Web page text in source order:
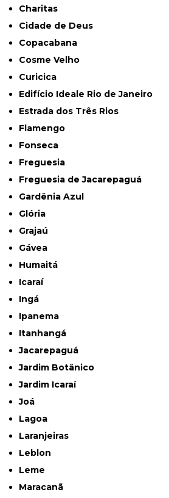
Charitas
Cidade de Deus
Copacabana
Cosme Velho
Curicica
Edifício Ideale Rio de Janeiro
Estrada dos Três Rios
Flamengo
Fonseca
Freguesia
Freguesia de Jacarepaguá
Gardênia Azul
Glória
Grajaú
Gávea
Humaitá
Icaraí
Ingá
Ipanema
Itanhangá
Jacarepaguá
Jardim Botânico
Jardim Icaraí
Joá
Lagoa
Laranjeiras
Leblon
Leme
Maracanã